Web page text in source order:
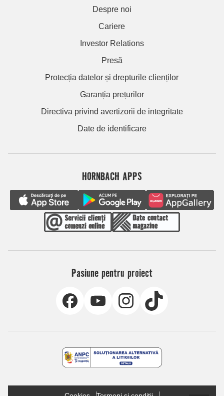
Despre noi
Cariere
Investor Relations
Presă
Protecția datelor și drepturile clienților
Garanția prețurilor
Directiva privind avertizorii de integritate
Date de identificare
HORNBACH APPS
Pasiune pentru proiect